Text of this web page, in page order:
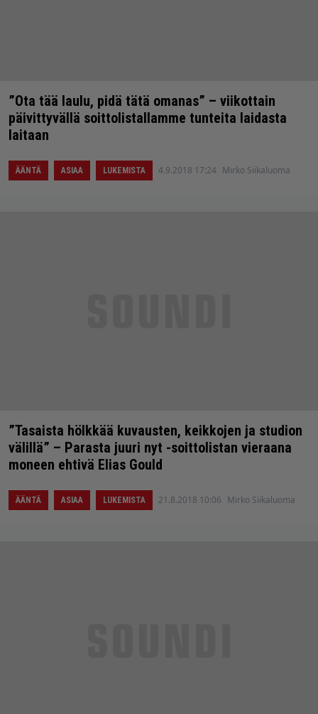
”Ota tää laulu, pidä tätä omanas” – viikottain
päivittyvällä soittolistallamme tunteita laidasta
laitaan
ÄÄNTÄ ASIAA LUKEMISTA 4.9.2018 17:24 Mirko Siikaluoma
”Tasaista hölkkää kuvausten, keikkojen ja studion
välillä” – Parasta juuri nyt -soittolistan vieraana
moneen ehtivä Elias Gould
ÄÄNTÄ ASIAA LUKEMISTA 21.8.2018 10:06 Mirko Siikaluoma